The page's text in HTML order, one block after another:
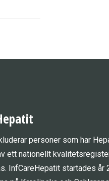
personer som har
ett nationellt
InfCareHepatit startades år